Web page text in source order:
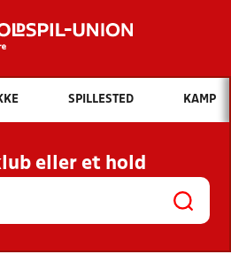
Hvad vil du søge efter?
INDHOLD OG NYHEDER
KLUBBER OG
HOLD
SPILLESTED KAMP
eller et hold